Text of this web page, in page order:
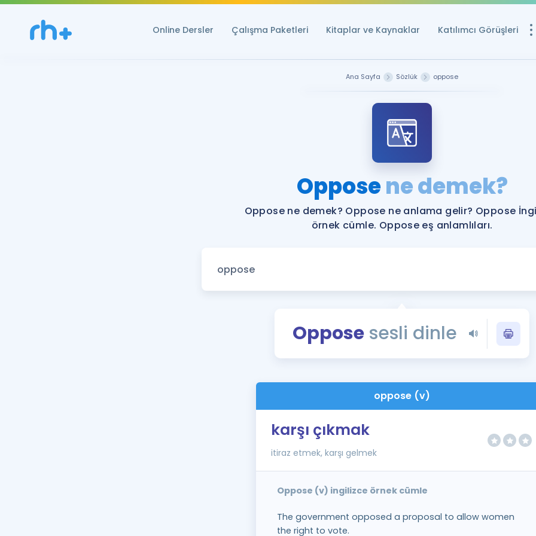
Online Dersler Çalışma Paketleri Kitaplar ve Kaynaklar Katılımcı Görüşleri
YDS ve YÖKDİL
Rehberlik Aracı
YDS ve YÖKDİL'e
Tüm ÖSYM
YDS - YÖKDİL
İngilizce Gramer
Ana Sayfa Sözlük oppose
Opposene demek?
Oppose ne demek? Oppose ne anlama gelir? Oppose
örnek cümle. Oppose eş anlamlıları.
Opposesesli dinle
oppose (v)
karşı çıkmak
itiraz etmek, karşı gelmek
Oppose (v) ingilizce örnek cümle
The government opposed a proposal to allow women
the right to vote.